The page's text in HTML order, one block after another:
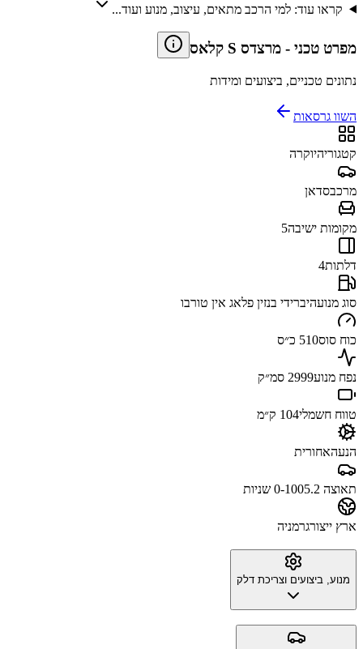
קראו עוד: למי הרכב מתאים, עיצוב, מנוע ועוד...
מפרט טכני - מרצדס S קלאס
נתונים טכניים, ביצועים ומידות
השוו גרסאות
קטגוריהיוקרה
מרכבסדאן
מקומות ישיבה5
דלתות4
סוג מנועהיברידי בנזין פלאג אין טורבו
כוח סוס510 כ״ס
נפח מנוע2999 סמ״ק
טווח חשמלי104 ק״מ
הנעהאחורית
תאוצה 0-100 5.2 שניות
ארץ ייצורגרמניה
מנוע, ביצועים וצריכת דלק